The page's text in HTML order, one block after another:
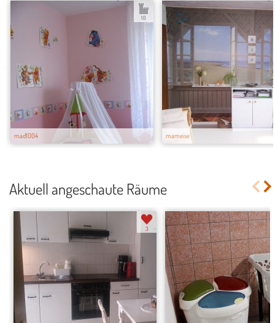
mad1004
1.0
mameise
Aktuell angeschaute Räume
3